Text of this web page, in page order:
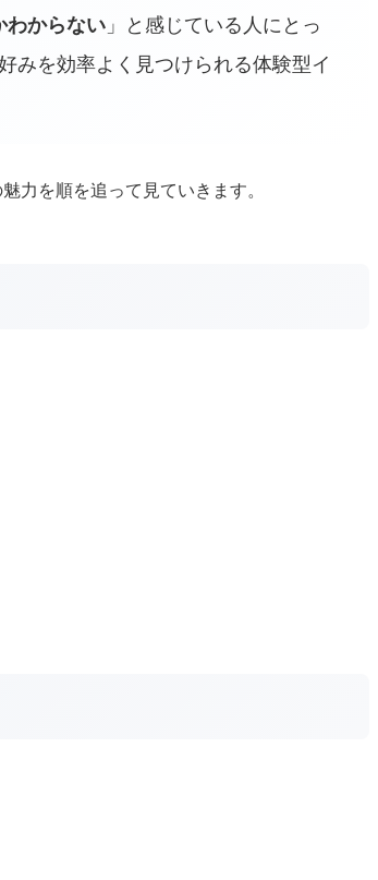
わからない 」と感じている人にとっ
みを効率よく見つけられる体験型イ
力を順を追って見ていきます。